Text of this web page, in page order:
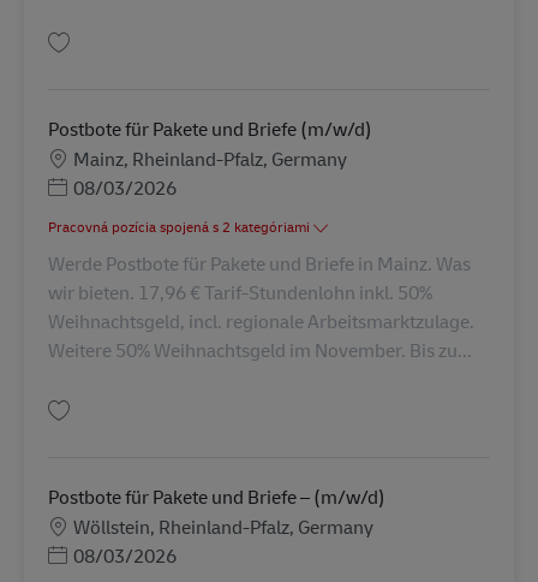
Postbote für Pakete und Briefe (m/w/d)
MiestoMainz, Rheinland-Pfalz, Germany
Posted Date
08/03/2026
Pracovná pozícia spojená s 2 kategóriami
Werde Postbote für Pakete und Briefe in Mainz. Was
wir bieten. 17,96 € Tarif-Stundenlohn inkl. 50%
Weihnachtsgeld, incl. regionale Arbeitsmarktzulage.
Weitere 50% Weihnachtsgeld im November. Bis zu...
Postbote für Pakete und Briefe – (m/w/d)
Miesto
Wöllstein, Rheinland-Pfalz, Germany
Posted Date
08/03/2026